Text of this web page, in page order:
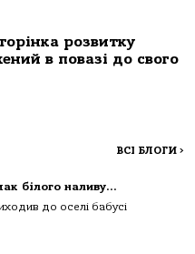
розвитку
в повазі до свого
ВСІ БЛОГИ >
білого наливу…
до оселі бабусі